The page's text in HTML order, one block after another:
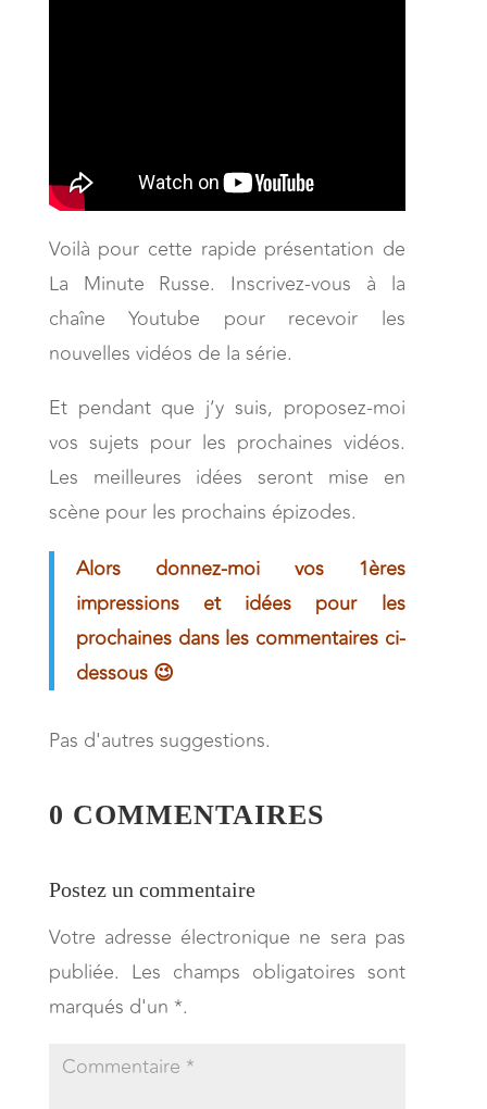
Voilà pour cette rapide présentation de
La Minute Russe. Inscrivez-vous à la
chaîne Youtube pour recevoir les
nouvelles vidéos de la série.
Et pendant que j’y suis, proposez-moi
vos sujets pour les prochaines vidéos.
Les meilleures idées seront mise en
scène pour les prochains épizodes.
Alors donnez-moi vos 1ères
impressions et idées pour les
prochaines dans les commentaires ci-
dessous 😉
Pas d'autres suggestions.
0 COMMENTAIRES
Postez un commentaire
Votre adresse électronique ne sera pas
publiée. Les champs obligatoires sont
marqués d'un *.